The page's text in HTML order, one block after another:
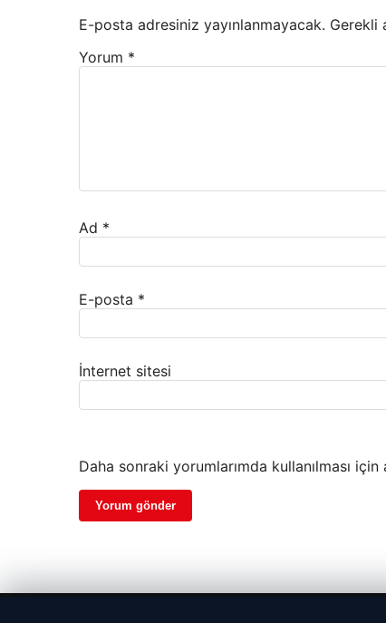
E-posta adresiniz yayınlanmayacak. Gerekli
Yorum *
Ad *
E-posta *
İnternet sitesi
Daha sonraki yorumlarımda kullanılması